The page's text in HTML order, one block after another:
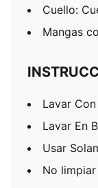
Cuello:
Mangas
Lavar
Lavar En
Usar
No